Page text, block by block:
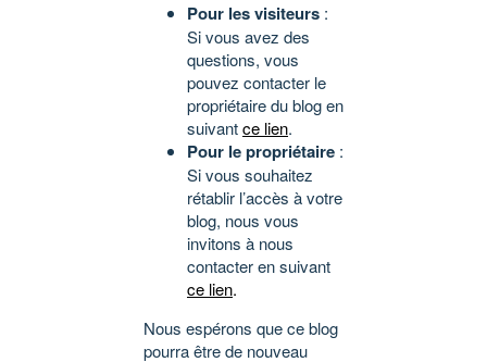
Pour les visiteurs :
Si vous avez des
questions, vous
pouvez contacter le
propriétaire du blog en
suivantce lien.
Pour le propriétaire :
Si vous souhaitez
rétablir l’accès à votre
blog, nous vous
invitons à nous
contacter en suivant
ce lien.
Nous espérons que ce blog
pourra être de nouveau